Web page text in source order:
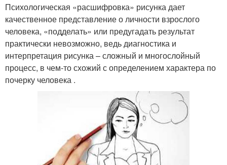
Психологическая «расшифровка» рисунка дает
качественное представление о личности взрослого
человека, «подделать» или предугадать результат
практически невозможно, ведь диагностика и
интерпретация рисунка – сложный и многослойный
процесс, в чем-то схожий с определением характера по
почерку человека .